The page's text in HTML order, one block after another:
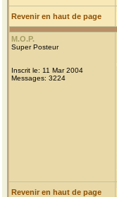
Revenir en haut de page
M.O.P.
Super Posteur
Inscrit le: 11 Mar 2004
Messages: 3224
Revenir en haut de page